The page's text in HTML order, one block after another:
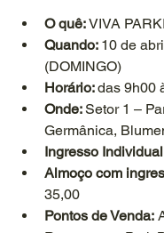
O quê: VIVA
Quando: 10 de
(DOMINGO)
Horário: das 9h00
Onde: Setor 1 –
Germânica,
Ingresso
Almoço com
35,00
Pontos de Venda: